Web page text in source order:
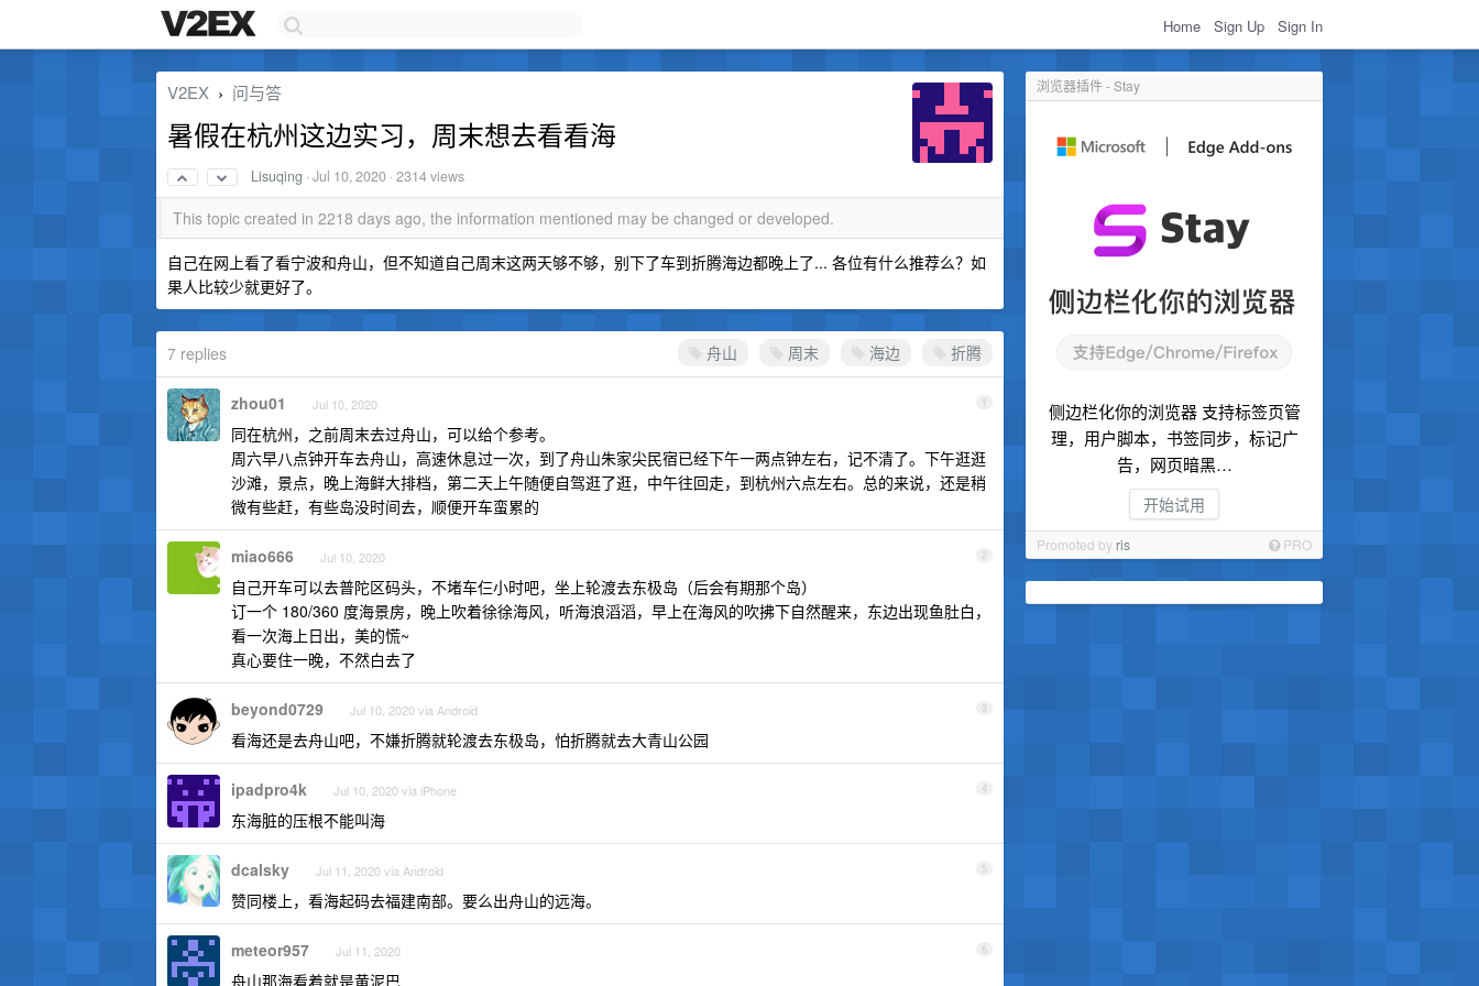
Home Sign Up Sign In
浏览器插件 - Stay
侧边栏化你的浏览器 支持标签页管
理，用户脚本，书签同步，标记广
告，网页暗黑…
开始试用
Promoted by ris PRO
V2EX › 问与答
暑假在杭州这边实习，周末想去看看海
Lisuqing ·Jul 10, 2020 · 2314 views
This topic created in 2218 days ago, the information mentioned may be changed or developed.
自己在网上看了看宁波和舟山，但不知道自己周末这两天够不够，别下了车到折腾海边都晚上了... 各位有什么推荐么？如
果人比较少就更好了。
舟山 周末 海边 折腾
7 replies
1
zhou01 Jul 10, 2020
同在杭州，之前周末去过舟山，可以给个参考。
周六早八点钟开车去舟山，高速休息过一次，到了舟山朱家尖民宿已经下午一两点钟左右，记不清了。下午逛逛
沙滩，景点，晚上海鲜大排档，第二天上午随便自驾逛了逛，中午往回走，到杭州六点左右。总的来说，还是稍
微有些赶，有些岛没时间去，顺便开车蛮累的
2
miao666 Jul 10, 2020
自己开车可以去普陀区码头，不堵车仨小时吧，坐上轮渡去东极岛（后会有期那个岛）
订一个 180/360 度海景房，晚上吹着徐徐海风，听海浪滔滔，早上在海风的吹拂下自然醒来，东边出现鱼肚白，
看一次海上日出，美的慌~
真心要住一晚，不然白去了
3
beyond0729 Jul 10, 2020 via Android
看海还是去舟山吧，不嫌折腾就轮渡去东极岛，怕折腾就去大青山公园
4
ipadpro4k Jul 10, 2020 via iPhone
东海脏的压根不能叫海
5
dcalsky Jul 11, 2020 via Android
赞同楼上，看海起码去福建南部。要么出舟山的远海。
6
meteor957 Jul 11, 2020
舟山那海看着就是黄泥巴